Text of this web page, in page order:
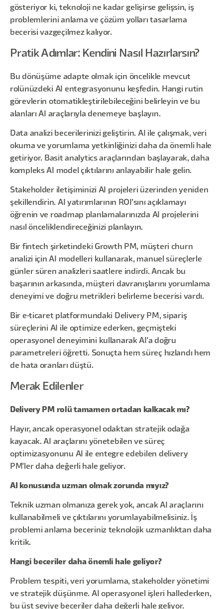
gösteriyor ki, teknoloji ne kadar gelişirse gelişsin, iş
problemlerini anlama ve çözüm yolları tasarlama
becerisi vazgeçilmez kalıyor.
Pratik Adımlar: Kendini Nasıl Hazırlarsın?
Bu dönüşüme adapte olmak için öncelikle mevcut
rolünüzdeki AI entegrasyonunu keşfedin. Hangi rutin
görevlerin otomatikleştirilebileceğini belirleyin ve bu
alanları AI araçlarıyla denemeye başlayın.
Data analizi becerilerinizi geliştirin. AI ile çalışmak, veri
okuma ve yorumlama yetkinliğinizi daha da önemli hale
getiriyor. Basit analytics araçlarından başlayarak, daha
kompleks AI model çıktılarını anlayabilir hale gelin.
Stakeholder iletişiminizi AI projeleri üzerinden yeniden
şekillendirin. AI yatırımlarının ROI'sını açıklamayı
öğrenin ve roadmap planlamalarınızda AI projelerini
nasıl önceliklendireceğinizi planlayın.
Bir fintech şirketindeki Growth PM, müşteri churn
analizi için AI modelleri kullanarak, manuel süreçlerle
günler süren analizleri saatlere indirdi. Ancak bu
başarının arkasında, müşteri davranışlarını yorumlama
deneyimi ve doğru metrikleri belirleme becerisi vardı.
Bir e-ticaret platformundaki Delivery PM, sipariş
süreçlerini AI ile optimize ederken, geçmişteki
operasyonel deneyimini kullanarak AI'a doğru
parametreleri öğretti. Sonuçta hem süreç hızlandı hem
de hata oranları düştü.
Merak Edilenler
Delivery PM rolü tamamen ortadan kalkacak mı?
Hayır, ancak operasyonel odaktan stratejik odağa
kayacak. AI araçlarını yönetebilen ve süreç
optimizasyonunu AI ile entegre edebilen delivery
PM'ler daha değerli hale geliyor.
AI konusunda uzman olmak zorunda mıyız?
Teknik uzman olmanıza gerek yok, ancak AI araçlarını
kullanabilmeli ve çıktılarını yorumlayabilmelisiniz. İş
problemi anlama beceriniz teknolojik uzmanlıktan daha
kritik.
Hangi beceriler daha önemli hale geliyor?
Problem tespiti, veri yorumlama, stakeholder yönetimi
ve stratejik düşünme. AI operasyonel işleri hallederken,
bu üst seviye beceriler daha değerli hale geliyor.